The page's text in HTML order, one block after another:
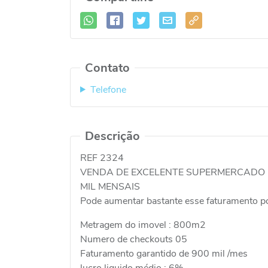
Contato
Telefone
Descrição
REF 2324
VENDA DE EXCELENTE
MIL MENSAIS
Pode aumentar bastante esse faturamento
Metragem do imovel : 800m2
Numero de checkouts 05
Faturamento garantido de 900 mil /mes